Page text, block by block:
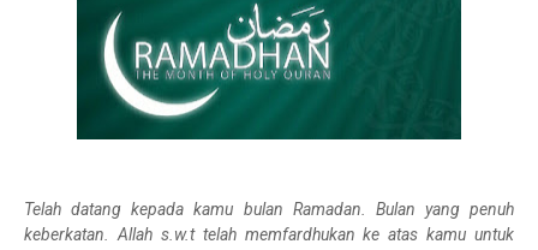
Telah datang kepada kamu bulan Ramadan. Bulan yang penuh
keberkatan. Allah s.w.t telah memfardhukan ke atas kamu untuk